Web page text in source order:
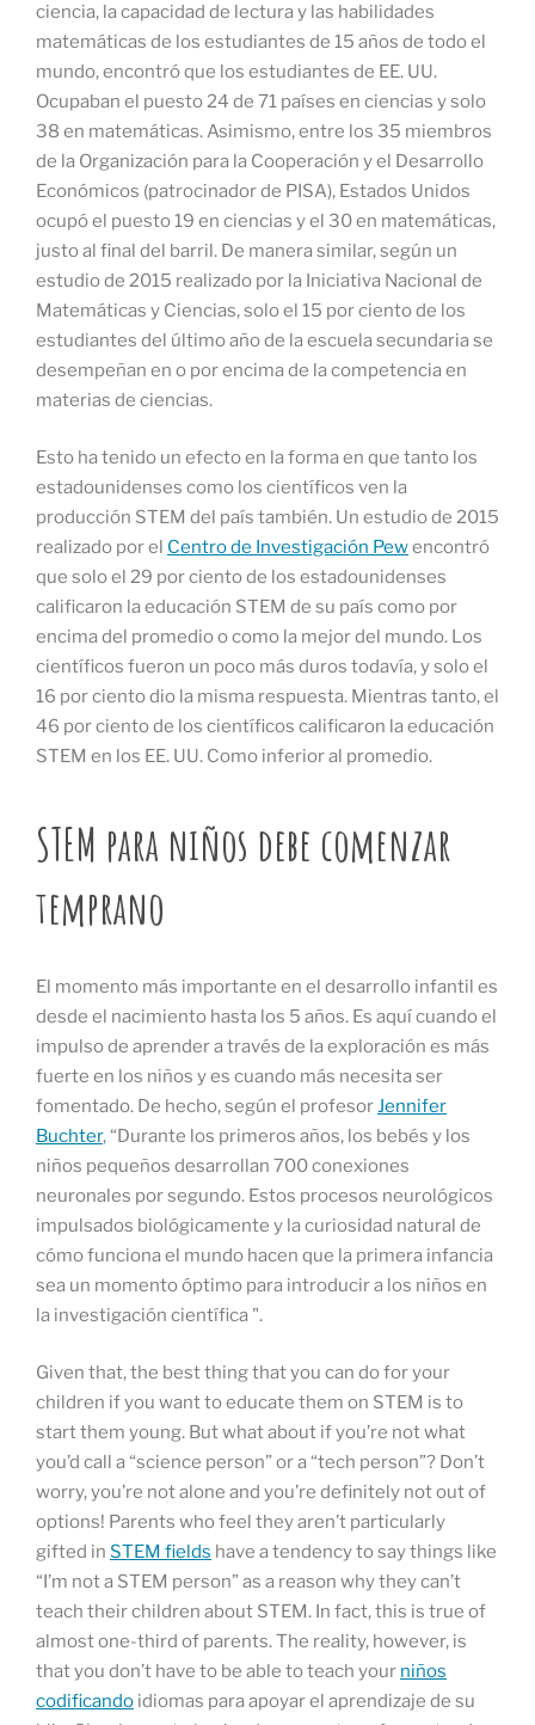
ciencia, la capacidad de lectura y las habilidades
matemáticas de los estudiantes de 15 años de todo el
mundo, encontró que los estudiantes de EE. UU.
Ocupaban el puesto 24 de 71 países en ciencias y solo
38 en matemáticas. Asimismo, entre los 35 miembros
de la Organización para la Cooperación y el Desarrollo
Económicos (patrocinador de PISA), Estados Unidos
ocupó el puesto 19 en ciencias y el 30 en matemáticas,
justo al final del barril. De manera similar, según un
estudio de 2015 realizado por la Iniciativa Nacional de
Matemáticas y Ciencias, solo el 15 por ciento de los
estudiantes del último año de la escuela secundaria se
desempeñan en o por encima de la competencia en
materias de ciencias.
Esto ha tenido un efecto en la forma en que tanto los
estadounidenses como los científicos ven la
producción STEM del país también. Un estudio de 2015
realizado por el Centro de Investigación Pewencontró
que solo el 29 por ciento de los estadounidenses
calificaron la educación STEM de su país como por
encima del promedio o como la mejor del mundo. Los
científicos fueron un poco más duros todavía, y solo el
16 por ciento dio la misma respuesta. Mientras tanto, el
46 por ciento de los científicos calificaron la educación
STEM en los EE. UU. Como inferior al promedio.
STEM para niños debe comenzar
temprano
El momento más importante en el desarrollo infantil es
desde el nacimiento hasta los 5 años. Es aquí cuando el
impulso de aprender a través de la exploración es más
fuerte en los niños y es cuando más necesita ser
fomentado. De hecho, según el profesorJennifer
Buchter, “Durante los primeros años, los bebés y los
niños pequeños desarrollan 700 conexiones
neuronales por segundo. Estos procesos neurológicos
impulsados biológicamente y la curiosidad natural de
cómo funciona el mundo hacen que la primera infancia
sea un momento óptimo para introducir a los niños en
la investigación científica ".
Given that, the best thing that you can do for your
children if you want to educate them on STEM is to
start them young. But what about if you’re not what
you’d call a “science person” or a “tech person”? Don’t
worry, you’re not alone and you’re definitely not out of
options! Parents who feel they aren’t particularly
gifted in STEM fields have a tendency to say things like
“I’m not a STEM person” as a reason why they can’t
teach their children about STEM. In fact, this is true of
almost one-third of parents. The reality, however, is
that you don’t have to be able to teach your niños
codificando idiomas para apoyar el aprendizaje de su